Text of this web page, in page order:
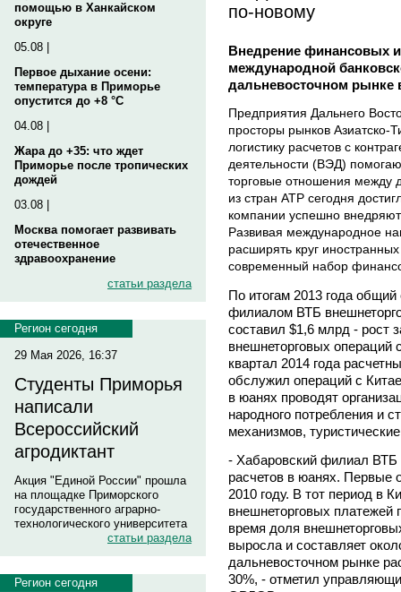
помощью в Ханкайском
округе
05.08 |
Первое дыхание осени:
температура в Приморье
опустится до +8 °C
04.08 |
Жара до +35: что ждет
Приморье после тропических
дождей
03.08 |
Москва помогает развивать
отечественное
здравоохранение
статьи раздела
Регион сегодня
29 Мая 2026, 16:37
Студенты Приморья
написали
Всероссийский
агродиктант
Акция "Единой России" прошла
на площадке Приморского
государственного аграрно-
технологического университета
статьи раздела
Регион сегодня
по-новому
Внедрение финансовых
международной
дальневосточном рынке
Предприятия Дальнего
просторы рынков Азиатско-
логистику расчетов с
деятельности (ВЭД)
торговые отношения между
из стран АТР сегодня
компании успешно
Развивая международное
расширять круг
современный набор
По итогам 2013 года
филиалом ВТБ
составил $1,6 млрд - рост
внешнеторговых операций
квартал 2014 года
обслужил операций с
в юанях проводят
народного потребления и
механизмов,
- Хабаровский филиал ВТБ
расчетов в юанях. Первые
2010 году. В тот период в
внешнеторговых
время доля
выросла и составляет
дальневосточном рынке
30%, - отметил